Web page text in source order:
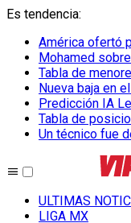
Es tendencia:
América ofertó
Mohamed
Tabla de
Nueva baja en
Predicción IA
Tabla de
Un técnico fue
ULTIMAS
LIGA MX